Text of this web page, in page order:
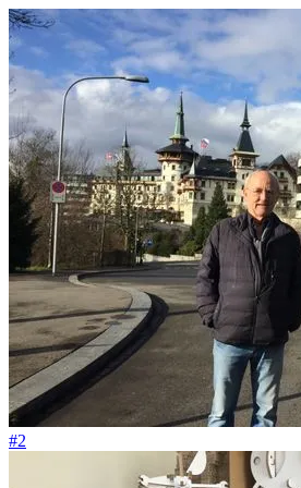
#111
Ich nehme mein ganzes Leben mit auf die
#2